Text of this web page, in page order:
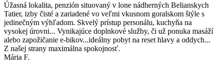
Úžasná lokalita, penzión situovaný v lone nádherných Belianskych
Tatier, izby čisté a zariadené vo veľmi vkusnom goralskom štýle s
jedinečným výhľadom. Skvelý prístup personálu, kuchyňa na
vysokej úrovni... Vynikajúce doplnkové služby, či už ponuka masáží
alebo zapožičanie e-bikov...ideálny pobyt na reset hlavy a oddych...
Z našej strany maximálna spokojnosť.
Mária F.